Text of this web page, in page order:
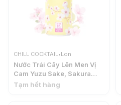
CHILL COCKTAIL•Lon
Nước Trái Cây Lên Men Vị
Cam Yuzu Sake, Sakura
Yuzu & Sake Sparkling, 3%
Tạm hết hàng